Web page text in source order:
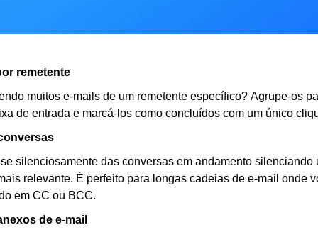
remetente
muitos e-mails de um remetente específico? Agrupe-os
de entrada e marcá-los como concluídos com um único
silenciosamente das conversas em andamento silenciando
relevante. É perfeito para longas cadeias de e-mail onde
em CC ou BCC.
de e-mail